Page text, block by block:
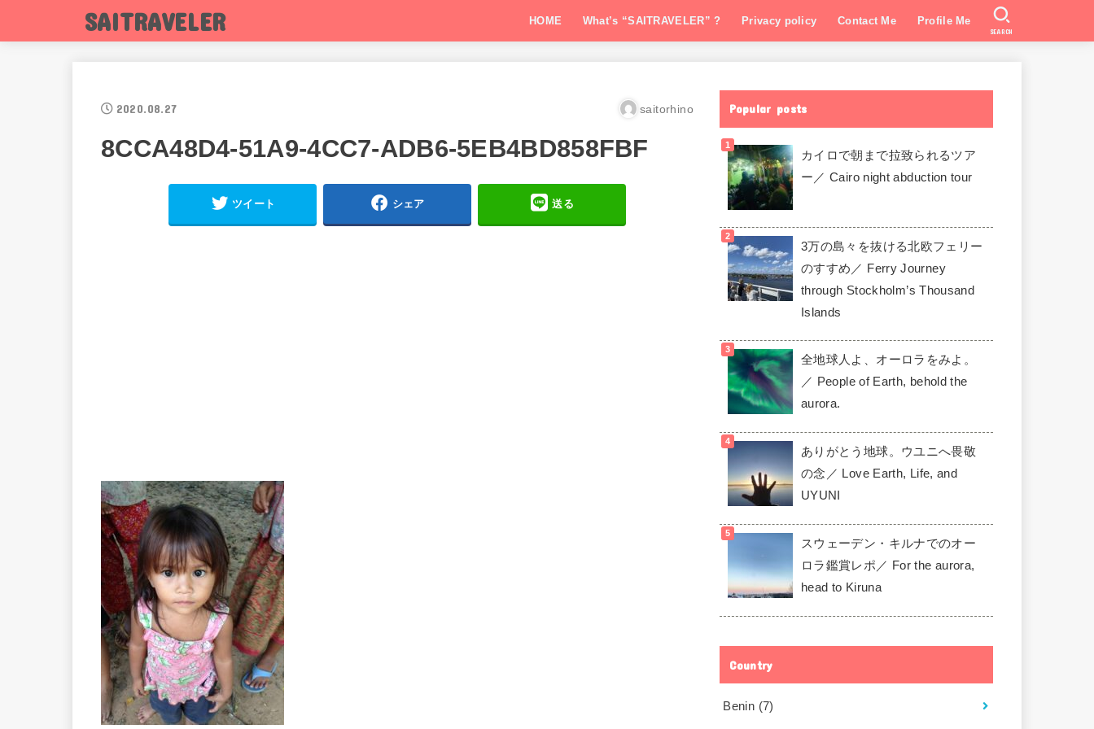
SAITRAVELER HOME What’s “SAITRAVELER” ? Privacy policy Contact Me Profile Me
SEARCH
2020.08.27 saitorhino
8CCA48D4-51A9-4CC7-ADB6-5EB4BD858FBF
ツイート シェア 送る
Popular posts
カイロで朝まで拉致られるツア
ー／ Cairo night abduction tour
3万の島々を抜ける北欧フェリー
のすすめ／ Ferry Journey
through Stockholm’s Thousand
Islands
全地球人よ、オーロラをみよ。
／ People of Earth, behold the
aurora.
ありがとう地球。ウユニへ畏敬
の念／ Love Earth, Life, and
UYUNI
スウェーデン・キルナでのオー
ロラ鑑賞レポ／ For the aurora,
head to Kiruna
Country
Benin (7)